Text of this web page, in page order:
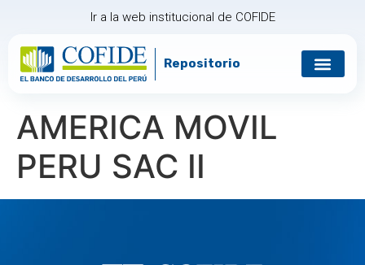
Ir a la web institucional de COFIDE
Repositorio
AMERICA MOVIL
PERU SAC II